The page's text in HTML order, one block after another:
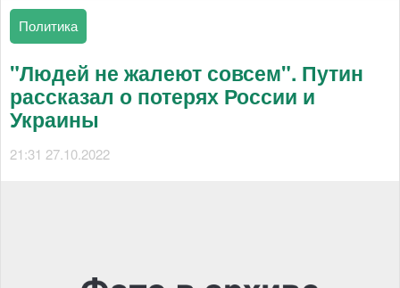
Политика
"Людей не жалеют совсем". Путин
рассказал о потерях России и
Украины
21:31 27.10.2022